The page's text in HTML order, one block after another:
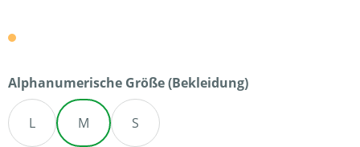
Alphanumerische Größe (Bekleidung)auswählen
L M S